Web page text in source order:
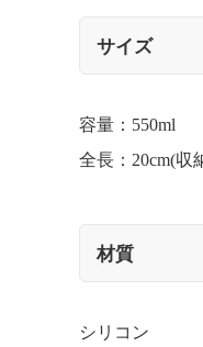
サイズ
容量：550ml
全長：20cm(収
材質
シリコン